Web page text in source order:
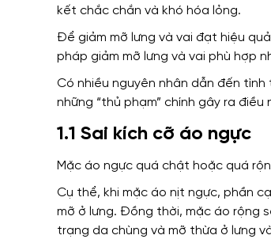
kết chắc chắn và khó hóa lỏng.
Để giảm mỡ lưng và vai đạt hiệu
pháp giảm mỡ lưng và vai phù hợp
Có nhiều nguyên nhân dẫn đến tình
những “thủ phạm” chính gây ra điều
1.1 Sai kích cỡ áo ngực
Mặc áo ngực quá chật hoặc quá
Cụ thể, khi mặc áo nịt ngực, phần
mỡ ở lưng. Đồng thời, mặc áo rộng
trạng da chùng và mỡ thừa ở lưng